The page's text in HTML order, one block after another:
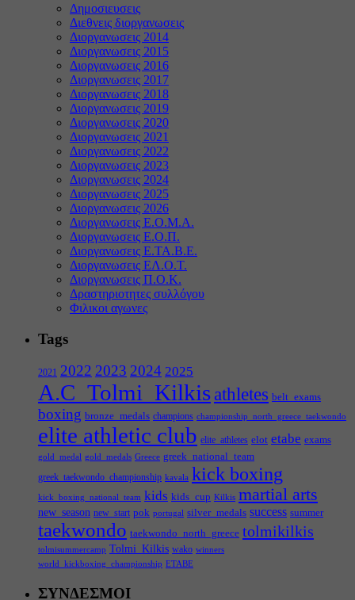
Δημοσιευσεις
Διεθνεις διοργανωσεις
Διοργανωσεις 2014
Διοργανωσεις 2015
Διοργανωσεις 2016
Διοργανωσεις 2017
Διοργανωσεις 2018
Διοργανωσεις 2019
Διοργανωσεις 2020
Διοργανωσεις 2021
Διοργανωσεις 2022
Διοργανωσεις 2023
Διοργανωσεις 2024
Διοργανωσεις 2025
Διοργανωσεις 2026
Διοργανωσεις Ε.Ο.Μ.Α.
Διοργανωσεις Ε.Ο.Π.
Διοργανωσεις Ε.ΤΑ.Β.Ε.
Διοργανωσεις ΕΛ.Ο.Τ.
Διοργανωσεις Π.Ο.Κ.
Δραστηριοτητες συλλόγου
Φιλικοι αγωνες
Tags
2021 2022 2023 2024 2025
A.C_Tolmi_Kilkis athletes belt_exams
boxing bronze_medals champions championship_north_greece_taekwondo
elite athletic club elite_athletes elot etabe exams
gold_medal gold_medals Greece greek_national_team
greek_taekwondo_championship kavala kick boxing
kick_boxing_national_team kids kids_cup Kilkis martial arts
new_season new_start pok portugal silver_medals success summer
taekwondo taekwondo_north_greece tolmikilkis
tolmisummercamp Tolmi_Kilkis wako winners
world_kickboxing_championship ΕΤΑΒΕ
ΣΥΝΔΕΣΜΟΙ